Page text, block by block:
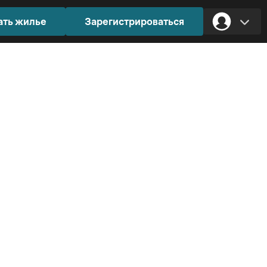
жилье Зарегистрироваться